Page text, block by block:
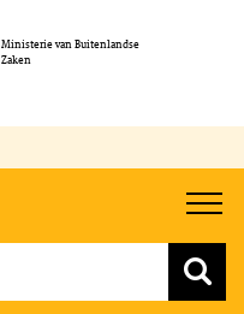
Ministerie van Buitenlandse
Zaken